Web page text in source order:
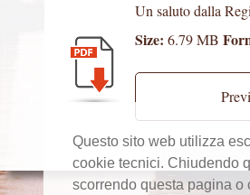
Questo sito web utilizza
cookie tecnici. Chiudendo
scorrendo questa pagina o
Un saluto dalla
Size: 6.79 MB